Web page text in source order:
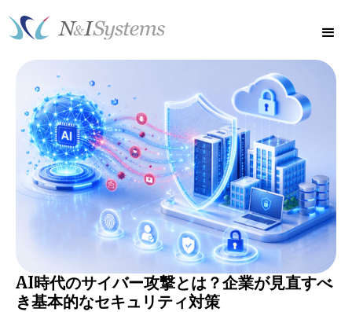
AI時代のサイバー攻撃とは？企業が見直すべ
き基本的なセキュリティ対策